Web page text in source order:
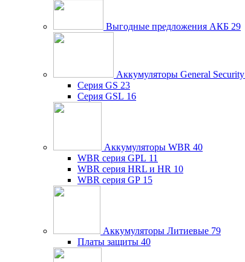
Выгодные предложения АКБ 29
Аккумуляторы General Security
Серия GS 23
Серия GSL 16
Аккумуляторы WBR 40
WBR серия GPL 11
WBR серия HRL и HR 10
WBR серия GP 15
Аккумуляторы Литиевые 79
Платы защиты 40